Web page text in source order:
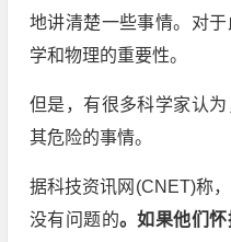
地讲清楚一些事情。对
学和物理的重要性。
但是，有很多科学家认
其危险的事情。
据科技资讯网(CNET)称
没有问题的。如果他们